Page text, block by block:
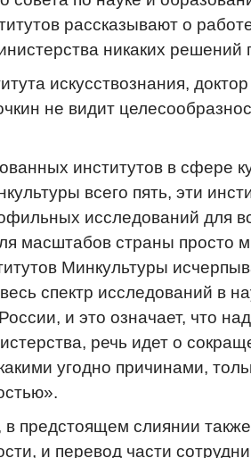
рассказывают о
никаких решений
искусствознания,
не видит
институтов в сфере
всего пять, эти
исследований для
масштабов страны просто
Минкультуры
спектр исследований в
и это означает, что
речь идет о
угодно причинами,
предстоящем слиянии
и перевод части